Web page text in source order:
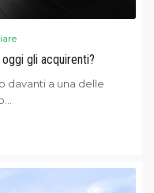
gli acquirenti?
davanti a una delle